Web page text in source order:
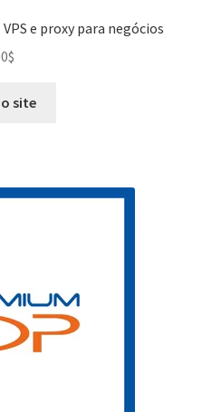
e proxy para negócios
$
site